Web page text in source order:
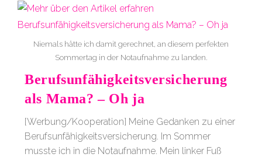
Trennungsschmerz
Im
Kindergarten
Niemals hätte ich damit gerechnet, an diesem perfekten
Sommertag in der Notaufnahme zu landen.
Berufsunfähigkeitsversicherung
als Mama? – Oh ja
[Werbung/Kooperation] Meine Gedanken zu einer
Berufsunfähigkeitsversicherung. Im Sommer
musste ich in die Notaufnahme. Mein linker Fuß